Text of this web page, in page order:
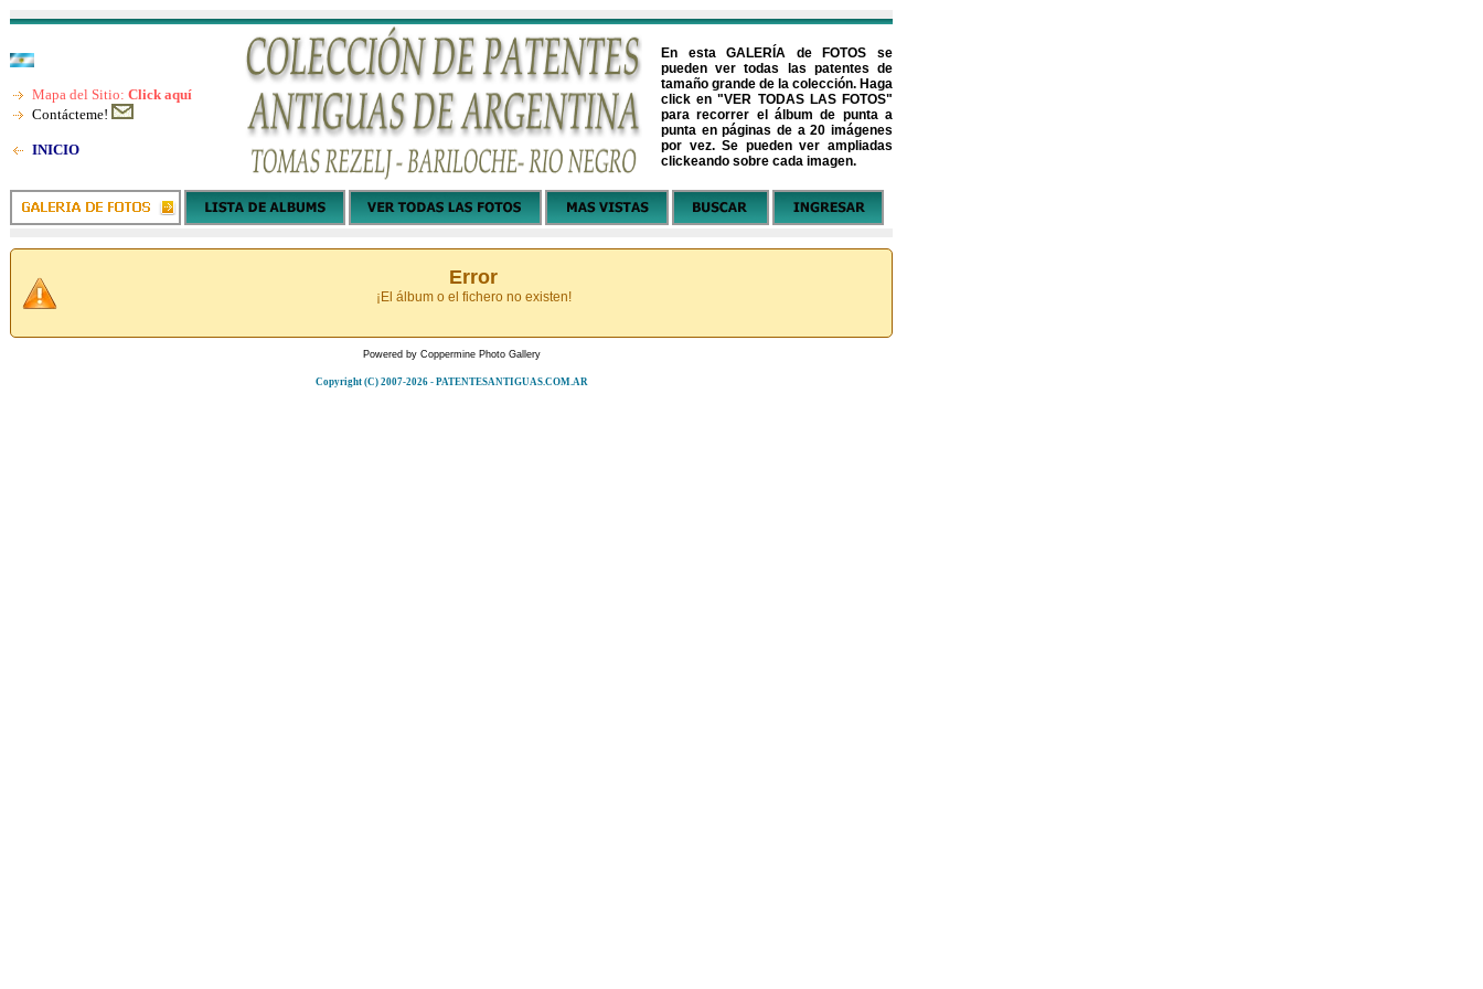
Mapa del Sitio: Click aquí
Contácteme!
INICIO
En esta GALERÍA de FOTOS se
pueden ver todas las patentes de
tamaño grande de la colección. Haga
click en "VER TODAS LAS FOTOS"
para recorrer el álbum de punta a
punta en páginas de a 20 imágenes
por vez. Se pueden ver ampliadas
clickeando sobre cada imagen.
Error
¡El álbum o el fichero no existen!
Powered by Coppermine Photo Gallery
Copyright (C) 2007-2026 - PATENTESANTIGUAS.COM.AR